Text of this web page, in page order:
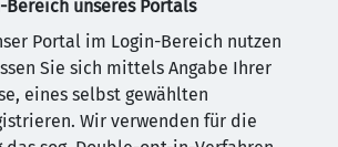
unseres Portals
Portal im Login-Bereich nutzen
Sie sich mittels Angabe Ihrer
eines selbst gewählten
Wir verwenden für die